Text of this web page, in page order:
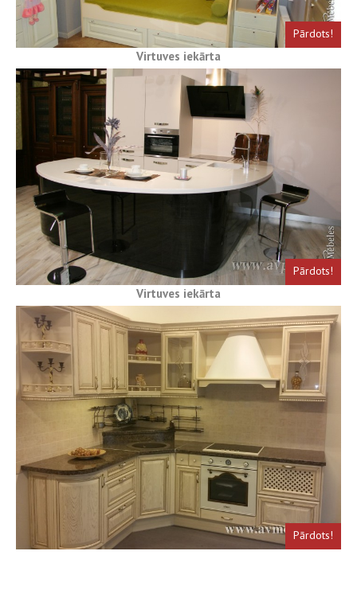
Pārdots!
Virtuves iekārta
Pārdots!
Virtuves iekārta
Pārdots!